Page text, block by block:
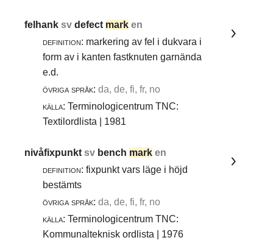
felhanksvdefect mark en
definition: markering av fel i dukvara i
form av i kanten fastknuten garnända
e.d.
övriga språk: da, de, fi, fr, no
källa: Terminologicentrum TNC:
Textilordlista | 1981
nivåfixpunktsv bench mark en
definition: fixpunkt vars läge i höjd
bestämts
övriga språk: da, de, fi, fr, no
källa: Terminologicentrum TNC:
Kommunalteknisk ordlista | 1976